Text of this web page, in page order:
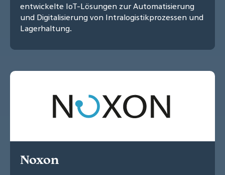
entwickelte IoT-Lösungen zur Automatisierung
und Digitalisierung von Intralogistikprozessen und
Lagerhaltung.
Noxon